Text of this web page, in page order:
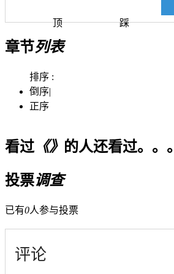
顶 踩
章节列表
排序 :
倒序|
正序
看过《》 的人还看过。。。
投票调查
已有0人参与投票
评论